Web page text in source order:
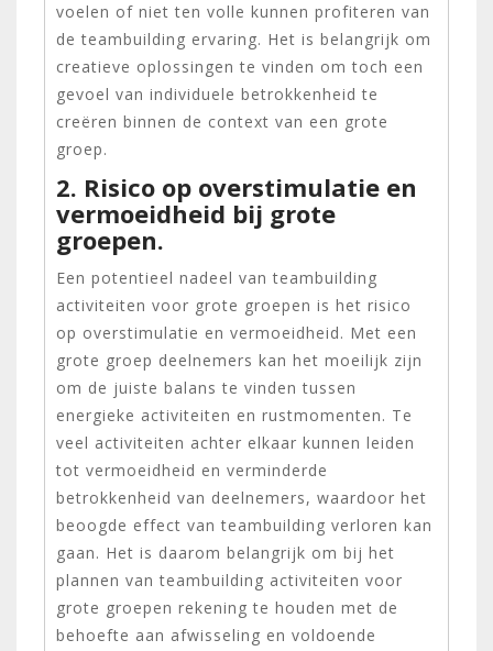
voelen of niet ten volle kunnen profiteren van
de teambuilding ervaring. Het is belangrijk om
creatieve oplossingen te vinden om toch een
gevoel van individuele betrokkenheid te
creëren binnen de context van een grote
groep.
2. Risico op overstimulatie en
vermoeidheid bij grote
groepen.
Een potentieel nadeel van teambuilding
activiteiten voor grote groepen is het risico
op overstimulatie en vermoeidheid. Met een
grote groep deelnemers kan het moeilijk zijn
om de juiste balans te vinden tussen
energieke activiteiten en rustmomenten. Te
veel activiteiten achter elkaar kunnen leiden
tot vermoeidheid en verminderde
betrokkenheid van deelnemers, waardoor het
beoogde effect van teambuilding verloren kan
gaan. Het is daarom belangrijk om bij het
plannen van teambuilding activiteiten voor
grote groepen rekening te houden met de
behoefte aan afwisseling en voldoende